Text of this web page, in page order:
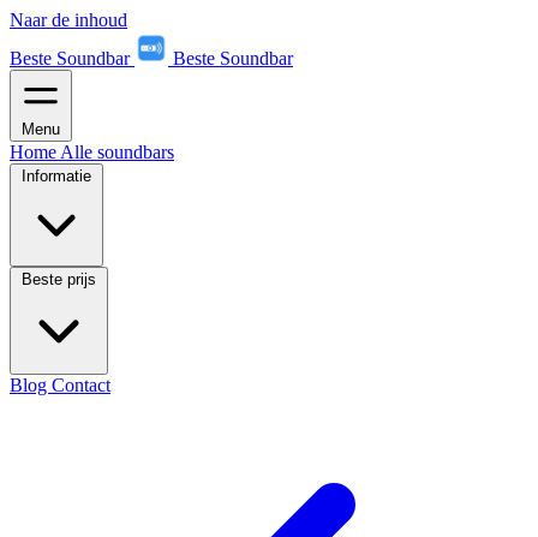
Naar de inhoud
Beste Soundbar
Beste Soundbar
Menu
Home Alle soundbars
Informatie
Beste prijs
Blog Contact